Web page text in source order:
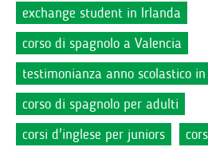
exchange student in Irlanda
corso di spagnolo a Valencia
testimonianza anno scolastico
corso di spagnolo per adulti
corsi d'inglese per juniors